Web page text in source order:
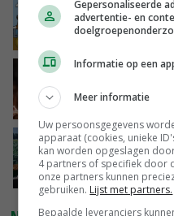
groot:
GISTEREN, 15:33
Vlaamse
groeit door
‘Cijfer jezelf
je gelukkig
GISTEREN, 13:31
Gepersonaliseerde
advertentie- en
Informatie op een
Meer informatie
Uw persoonsgegevens
apparaat (cookies, unieke
kan worden opgeslagen
4 partners of specifiek door
onze partners kunnen
gebruiken. Lijst met partners.
Bepaalde leveranciers